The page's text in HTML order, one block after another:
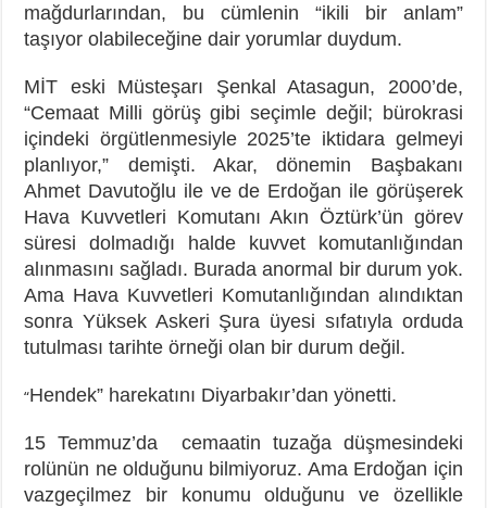
mağdurlarından, bu cümlenin “ikili bir anlam”
taşıyor olabileceğine dair yorumlar duydum.
MİT eski Müsteşarı Şenkal Atasagun, 2000’de,
“Cemaat Milli görüş gibi seçimle değil; bürokrasi
içindeki örgütlenmesiyle 2025’te iktidara gelmeyi
planlıyor,” demişti. Akar, dönemin Başbakanı
Ahmet Davutoğlu ile ve de Erdoğan ile görüşerek
Hava Kuvvetleri Komutanı Akın Öztürk’ün görev
süresi dolmadığı halde kuvvet komutanlığından
alınmasını sağladı. Burada anormal bir durum yok.
Ama Hava Kuvvetleri Komutanlığından alındıktan
sonra Yüksek Askeri Şura üyesi sıfatıyla orduda
tutulması tarihte örneği olan bir durum değil.
“Hendek” harekatını Diyarbakır’dan yönetti.
15 Temmuz’da cemaatin tuzağa düşmesindeki
rolünün ne olduğunu bilmiyoruz. Ama Erdoğan için
vazgeçilmez bir konumu olduğunu ve özellikle